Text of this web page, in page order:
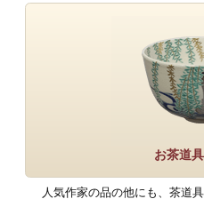
お茶道
人気作家の品の他にも、茶道